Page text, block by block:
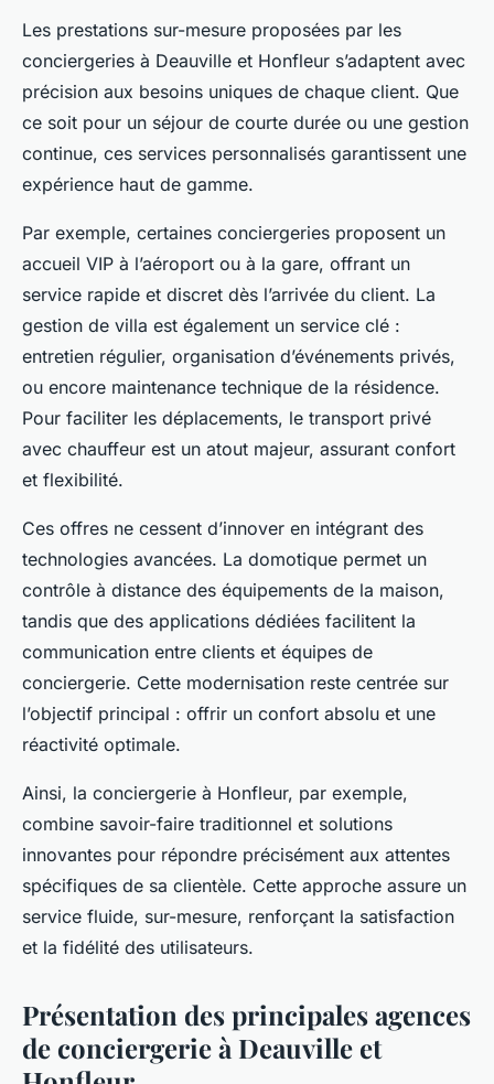
Les prestations sur-mesure proposées par les
conciergeries à Deauville et Honfleur s’adaptent avec
précision aux besoins uniques de chaque client. Que
ce soit pour un séjour de courte durée ou une gestion
continue, ces services personnalisés garantissent une
expérience haut de gamme.
Par exemple, certaines conciergeries proposent un
accueil VIP à l’aéroport ou à la gare, offrant un
service rapide et discret dès l’arrivée du client. La
gestion de villa est également un service clé :
entretien régulier, organisation d’événements privés,
ou encore maintenance technique de la résidence.
Pour faciliter les déplacements, le transport privé
avec chauffeur est un atout majeur, assurant confort
et flexibilité.
Ces offres ne cessent d’innover en intégrant des
technologies avancées. La domotique permet un
contrôle à distance des équipements de la maison,
tandis que des applications dédiées facilitent la
communication entre clients et équipes de
conciergerie. Cette modernisation reste centrée sur
l’objectif principal : offrir un confort absolu et une
réactivité optimale.
Ainsi, la conciergerie à Honfleur, par exemple,
combine savoir-faire traditionnel et solutions
innovantes pour répondre précisément aux attentes
spécifiques de sa clientèle. Cette approche assure un
service fluide, sur-mesure, renforçant la satisfaction
et la fidélité des utilisateurs.
Présentation des principales agences
de conciergerie à Deauville et